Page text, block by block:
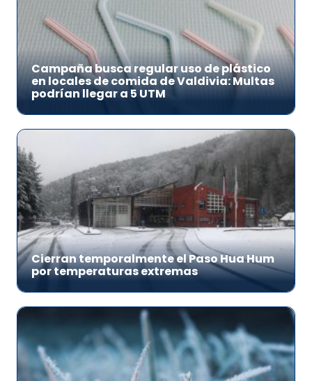
Campaña busca regular uso de plástico
en locales de comida de Valdivia: Multas
podrían llegar a 5 UTM
Cierran temporalmente el Paso Hua Hum
por temperaturas extremas